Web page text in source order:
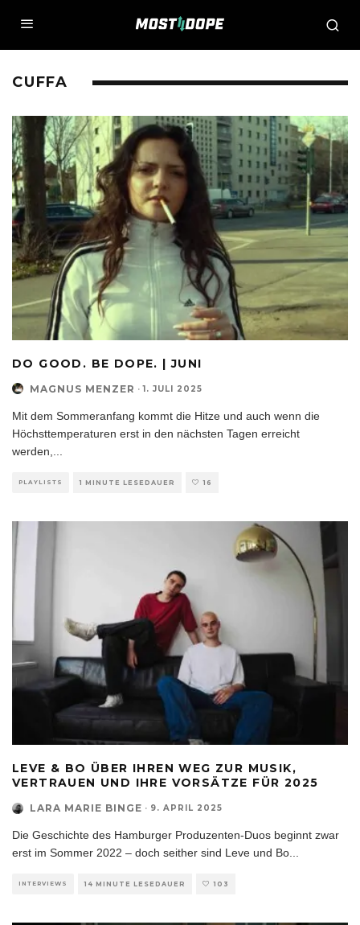
CUFFA
DO GOOD. BE DOPE. | JUNI
MAGNUS MENZER · 1. JULI 2025
Mit dem Sommeranfang kommt die Hitze und auch wenn die
Höchsttemperaturen erst in den nächsten Tagen erreicht
werden,
PLAYLISTS 1 MINUTE LESEDAUER 16
LEVE & BO ÜBER IHREN WEG ZUR MUSIK,
VERTRAUEN UND IHRE VORSÄTZE FÜR 2025
LARA MARIE BINGE · 9. APRIL 2025
Die Geschichte des Hamburger Produzenten-Duos beginnt zwar
erst im Sommer 2022 – doch seither sind Leve und Bo...
INTERVIEWS 14 MINUTE LESEDAUER 103